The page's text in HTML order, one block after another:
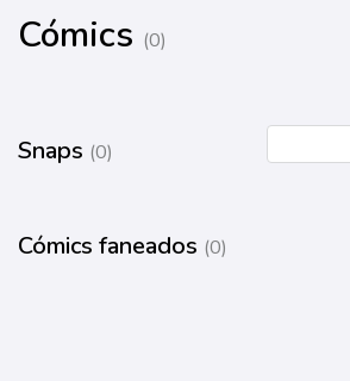
Cómics (0)
Snaps (0)
Cómics faneados (0)